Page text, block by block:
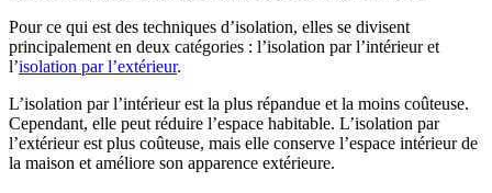
Pour ce qui est des techniques d’isolation, elles se divisent
principalement en deux catégories : l’isolation par l’intérieur et
l’isolation par l’extérieur.
L’isolation par l’intérieur est la plus répandue et la moins coûteuse.
Cependant, elle peut réduire l’espace habitable. L’isolation par
l’extérieur est plus coûteuse, mais elle conserve l’espace intérieur de
la maison et améliore son apparence extérieure.